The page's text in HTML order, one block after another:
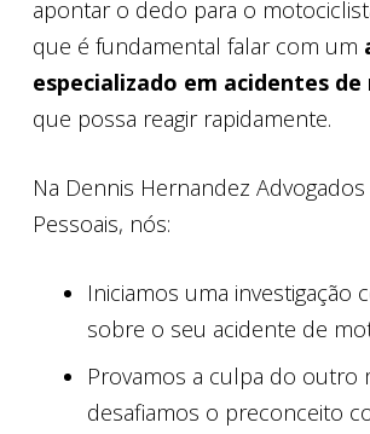
apontar o dedo para o
que é fundamental falar com um
especializado em acidentes
que possa reagir rapidamente.
Na Dennis Hernandez
Pessoais, nós:
Iniciamos uma investigação
sobre o seu acidente de
Provamos a culpa do outro
desafiamos o preconceito